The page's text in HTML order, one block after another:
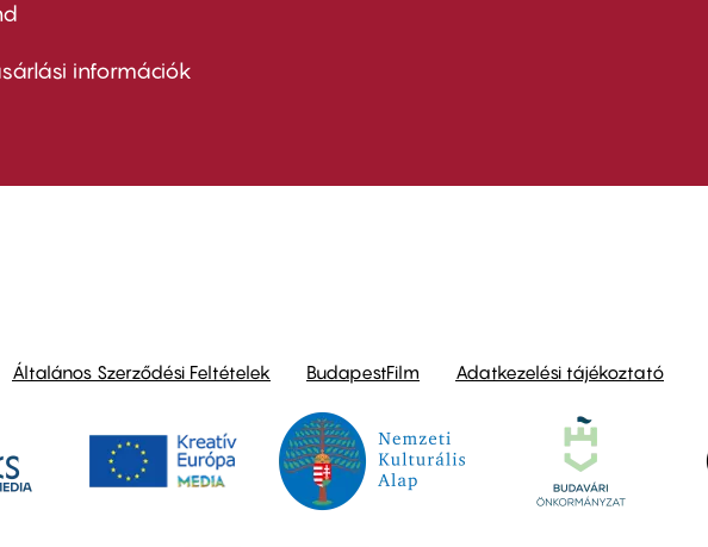
információk
Általános Szerződési Feltételek BudapestFilm Adatkezelési tájékoztató